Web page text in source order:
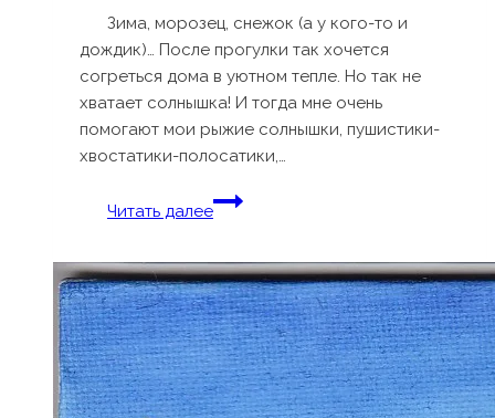
Зима, морозец, снежок (а у кого-то и
дождик)… После прогулки так хочется
согреться дома в уютном тепле. Но так не
хватает солнышка! И тогда мне очень
помогают мои рыжие солнышки, пушистики-
хвостатики-полосатики,…
Читать далее
Выпуск
36